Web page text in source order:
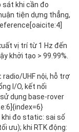
sát khi cần đo
tiện dựng thẳng,
vị trí từ 1 Hz đến
khởi tạo > 99.99%.
radio/UHF nội, hỗ trợ
I/O, kết nối
dụng base‑rover
khi đo static: sai số
ưu); khi RTK động: